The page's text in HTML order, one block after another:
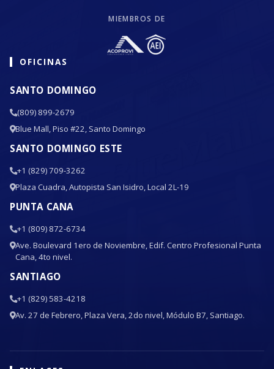
MIEMBROS DE
OFICINAS
SANTO DOMINGO
(809) 899-2679
Blue Mall, Piso #22, Santo Domingo
SANTO DOMINGO ESTE
+1 (829) 709-3262
Plaza Cuadra, Autopista San Isidro, Local 2L-19
PUNTA CANA
+1 (809) 872-6734
Ave. Boulevard 1ero de Noviembre, Edif. Centro Profesional Punta
Cana, 4to nivel.
SANTIAGO
+1 (829) 583-4218
Av. 27 de Febrero, Plaza Vera, 2do nivel, Módulo B7, Santiago.